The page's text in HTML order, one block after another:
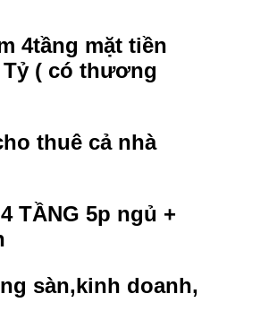
4tầng mặt tiền
( có thương
thuê cả nhà
TẦNG 5p ngủ +
sàn,kinh doanh,